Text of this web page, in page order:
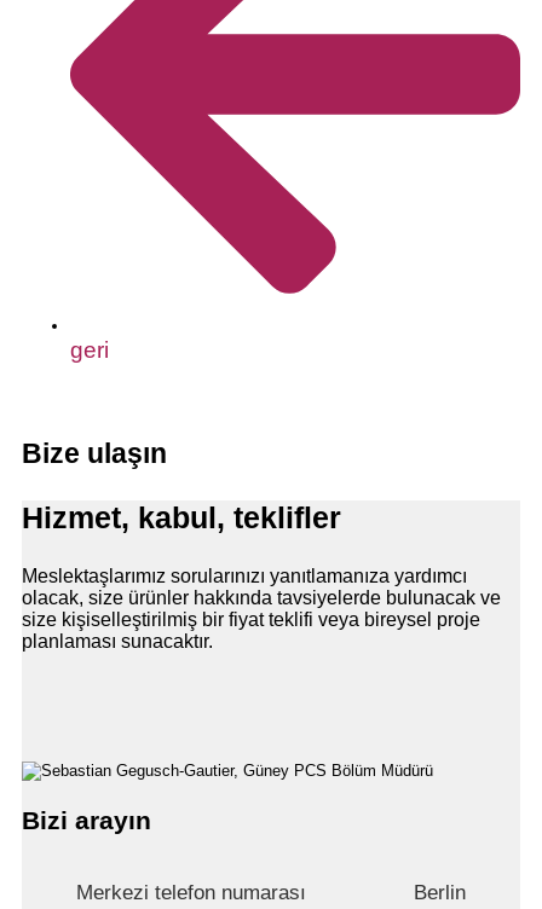
geri
Bize ulaşın
Hizmet, kabul, teklifler
Meslektaşlarımız sorularınızı yanıtlamanıza yardımcı
olacak, size ürünler hakkında tavsiyelerde bulunacak ve
size kişiselleştirilmiş bir fiyat teklifi veya bireysel proje
planlaması sunacaktır.
Bizi arayın
Merkezi telefon numarası Berlin